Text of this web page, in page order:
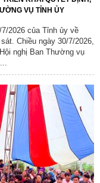
VỤ TỈNH ỦY
2026 của Tỉnh ủy về
Chiều ngày 30/7/2026,
nghị Ban Thường vụ